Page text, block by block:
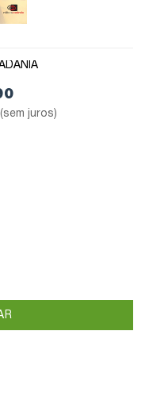
(sem juros)